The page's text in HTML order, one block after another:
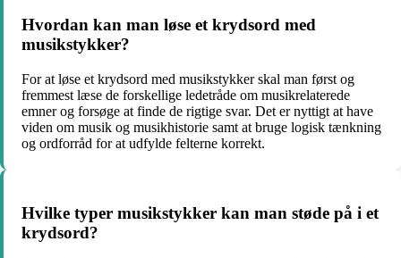
Hvordan kan man løse et krydsord med
musikstykker?
For at løse et krydsord med musikstykker skal man først og
fremmest læse de forskellige ledetråde om musikrelaterede
emner og forsøge at finde de rigtige svar. Det er nyttigt at have
viden om musik og musikhistorie samt at bruge logisk tænkning
og ordforråd for at udfylde felterne korrekt.
Hvilke typer musikstykker kan man støde på i et
krydsord?